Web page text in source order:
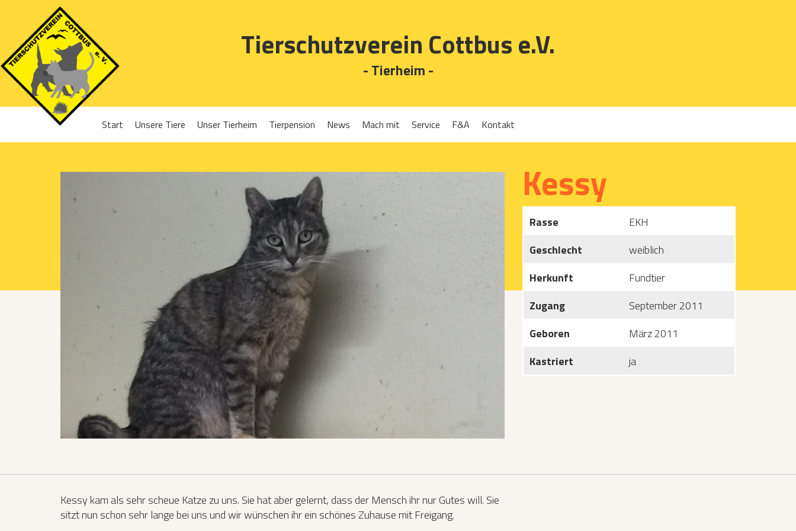
Tierschutzverein Cottbus e.V.
- Tierheim -
Start Unsere Tiere Unser Tierheim
Projekte 2017
Projekte 2018
Projekte 2019
Projekte 2020
Projekte 2021
Projekte 2022
Projekte 2023
Projekte 2024
Organisation
Tierpension News Mach mit
Ehrenamt
Gassigehen
Katzen­futterplätze
Service
Tierpension
F&A Kontakt
Kessy
Rasse
EKH
Geschlecht
weiblich
Herkunft
Fundtier
Zugang
September 2011
Geboren
März 2011
Kastriert
ja
Kessy kam als sehr scheue Katze zu uns. Sie hat aber gelernt, dass der Mensch ihr nur Gutes will. Sie
sitzt nun schon sehr lange bei uns und wir wünschen ihr ein schönes Zuhause mit Freigang.